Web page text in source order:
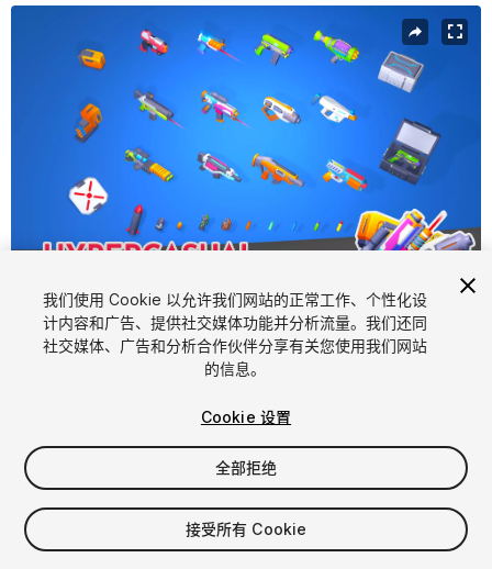
1/8
$15
增值税将在结算时计算
我们使用 Cookie 以允许我们网站的正常工作、个性化设
计内容和广告、提供社交媒体功能并分析流量。我们还同
社交媒体、广告和分析合作伙伴分享有关您使用我们网站
的信息。
Cookie 设置
全部拒绝
接受所有 Cookie